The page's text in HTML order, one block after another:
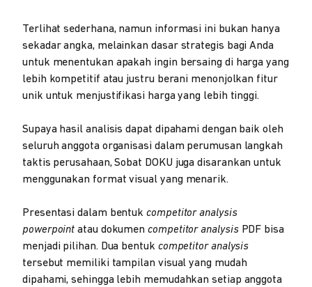
Terlihat sederhana, namun informasi ini bukan hanya
sekadar angka, melainkan dasar strategis bagi Anda
untuk menentukan apakah ingin bersaing di harga yang
lebih kompetitif atau justru berani menonjolkan fitur
unik untuk menjustifikasi harga yang lebih tinggi.
Supaya hasil analisis dapat dipahami dengan baik oleh
seluruh anggota organisasi dalam perumusan langkah
taktis perusahaan, Sobat DOKU juga disarankan untuk
menggunakan format visual yang menarik.
Presentasi dalam bentukcompetitor analysis
powerpoint atau dokumencompetitor analysis PDF bisa
menjadi pilihan. Dua bentuk competitor analysis
tersebut memiliki tampilan visual yang mudah
dipahami, sehingga lebih memudahkan setiap anggota